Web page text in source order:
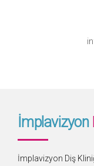
İmplavizyon
İmplavizyon Diş